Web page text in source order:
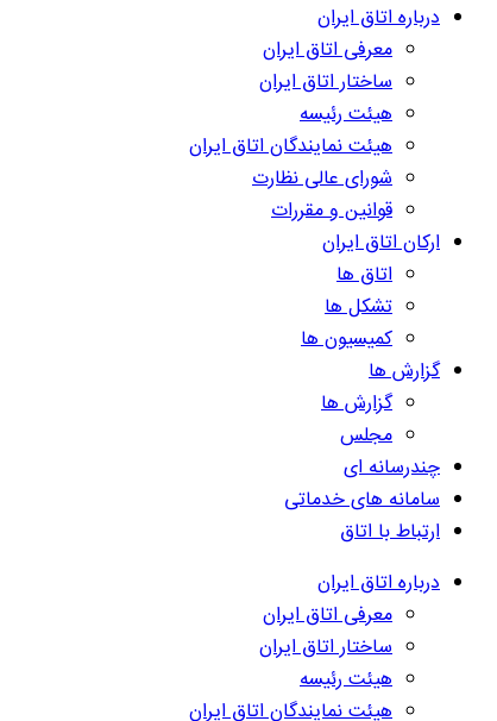
درباره اتاق ایران
معرفی اتاق ایران
ساختار اتاق ایران
هیئت رئیسه
هیئت نمایندگان اتاق ایران
شورای عالی نظارت
قوانین و مقررات
ارکان اتاق ایران
اتاق ها
تشکل ها
کمیسیون ها
گزارش ها
گزارش ها
مجلس
چندرسانه ای
سامانه های خدماتی
ارتباط با اتاق
درباره اتاق ایران
معرفی اتاق ایران
ساختار اتاق ایران
هیئت رئیسه
هیئت نمایندگان اتاق ایران